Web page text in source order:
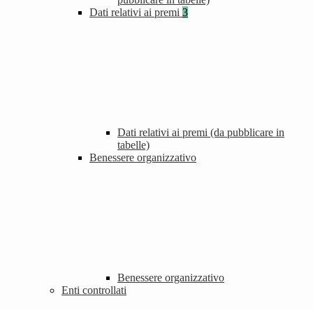
Dati relativi ai premi 3
Dati relativi ai premi (da pubblicare in
tabelle)
Benessere organizzativo
Benessere organizzativo
Enti controllati